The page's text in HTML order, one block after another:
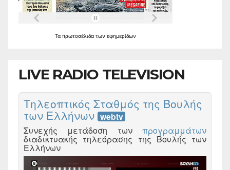
Τα πρωτοσέλιδα των εφημερίδων
LIVE RADIO TELEVISION